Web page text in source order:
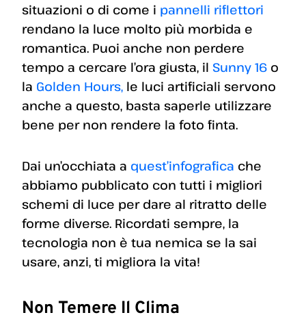
situazioni o di come i pannelli riflettori
rendano la luce molto più morbida e
romantica. Puoi anche non perdere
tempo a cercare l’ora giusta, il Sunny 16 o
la Golden Hours, le luci artificiali servono
anche a questo, basta saperle utilizzare
bene per non rendere la foto finta.
Dai un’occhiata a quest’infografica che
abbiamo pubblicato con tutti i migliori
schemi di luce per dare al ritratto delle
forme diverse. Ricordati sempre, la
tecnologia non è tua nemica se la sai
usare, anzi, ti migliora la vita!
Non Temere Il Clima